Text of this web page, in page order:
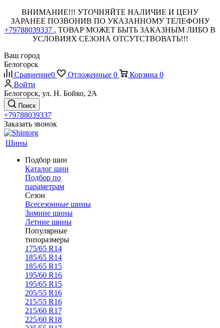
ВНИМАНИЕ!!! УТОЧНЯЙТЕ НАЛИЧИЕ И ЦЕНУ
ЗАРАНЕЕ ПОЗВОНИВ ПО УКАЗАННОМУ ТЕЛЕФОНУ
+79788039337 , ТОВАР МОЖЕТ БЫТЬ ЗАКАЗНЫМ ЛИБО В
УСЛОВИЯХ СЕЗОНА ОТСУТСТВОВАТЬ!!!
Ваш город
Белогорск
Сравнение0 Отложенные 0 Корзина 0
Войти
Белогорск, ул. Н. Бойко, 2А
Поиск
+79788039337
Заказать звонок
Шины
Подбор шин
Каталог шин
Подбор по
параметрам
Сезон
Всесезонные шины
Зимние шины
Летние шины
Популярные
типоразмеры
175/65 R14
185/65 R14
185/65 R15
195/60 R16
195/65 R15
205/55 R16
215/55 R16
215/60 R17
225/60 R18